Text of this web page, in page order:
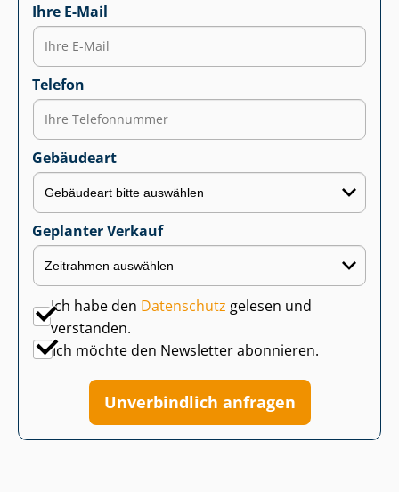
Ihre E-Mail
Telefon
Gebäudeart
Geplanter Verkauf
Ich habe den Datenschutz gelesen und
verstanden.
Ich möchte den Newsletter abonnieren.
Unverbindlich anfragen